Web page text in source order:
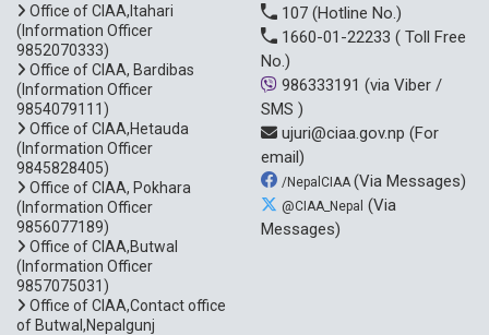
Office of CIAA,Itahari
(Information Officer
9852070333)
Office of CIAA, Bardibas
(Information Officer
9854079111)
Office of CIAA,Hetauda
(Information Officer
9845828405)
Office of CIAA, Pokhara
(Information Officer
9856077189)
Office of CIAA,Butwal
(Information Officer
9857075031)
Office of CIAA,Contact office
of Butwal,Nepalgunj
107 (Hotline No.)
1660-01-22233 ( Toll Free
No.)
986333191 (via Viber /
SMS )
ujuri@ciaa.gov.np (For
email)
/NepalCIAA (Via Messages)
@CIAA_Nepal (Via
Messages)